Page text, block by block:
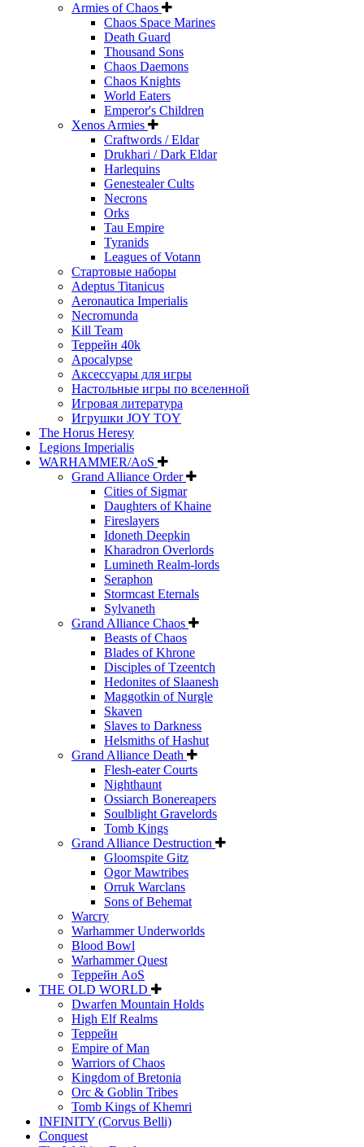
Armies of Chaos
Chaos Space Marines
Death Guard
Thousand Sons
Chaos Daemons
Chaos Knights
World Eaters
Emperor's Children
Xenos Armies
Craftwords / Eldar
Drukhari / Dark Eldar
Harlequins
Genestealer Cults
Necrons
Orks
Tau Empire
Tyranids
Leagues of Votann
Стартовые наборы
Adeptus Titanicus
Aeronautica Imperialis
Necromunda
Kill Team
Террейн 40k
Apocalypse
Аксессуары для игры
Настольные игры по вселенной
Игровая литература
Игрушки JOY TOY
The Horus Heresy
Legions Imperialis
WARHAMMER/AoS
Grand Alliance Order
Cities of Sigmar
Daughters of Khaine
Fireslayers
Idoneth Deepkin
Kharadron Overlords
Lumineth Realm-lords
Seraphon
Stormcast Eternals
Sylvaneth
Grand Alliance Chaos
Beasts of Chaos
Blades of Khrone
Disciples of Tzeentch
Hedonites of Slaanesh
Maggotkin of Nurgle
Skaven
Slaves to Darkness
Helsmiths of Hashut
Grand Alliance Death
Flesh-eater Courts
Nighthaunt
Ossiarch Bonereapers
Soulblight Gravelords
Tomb Kings
Grand Alliance Destruction
Gloomspite Gitz
Ogor Mawtribes
Orruk Warclans
Sons of Behemat
Warcry
Warhammer Underworlds
Blood Bowl
Warhammer Quest
Террейн AoS
THE OLD WORLD
Dwarfen Mountain Holds
High Elf Realms
Террейн
Empire of Man
Warriors of Chaos
Kingdom of Bretonia
Orc & Goblin Tribes
Tomb Kings of Khemri
INFINITY (Corvus Belli)
Conquest